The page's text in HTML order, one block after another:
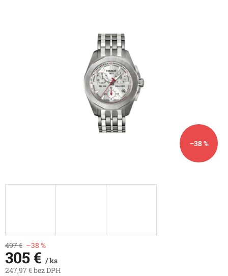
hviezdičiek.
–38 %
497 € –38 %
305 € / ks
247,97 € bez DPH